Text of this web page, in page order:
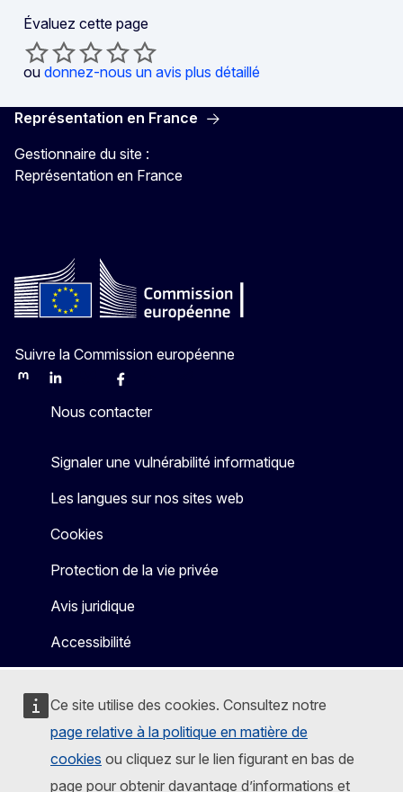
Ce site utilise des cookies. Consultez notre
page relative à la politique en matière de
cookies ou cliquez sur le lien figurant en bas de
page pour obtenir davantage d’informations et
Évaluez cette page
ou donnez-nous un avis plus détaillé
Représentation en France
Gestionnaire du site :
Représentation en France
Suivre la Commission européenne
MastodonLinkedInBlueskyFacebook
Nous contacter
Signaler une vulnérabilité informatique
Les langues sur nos sites web
Cookies
Protection de la vie privée
Avis juridique
Accessibilité